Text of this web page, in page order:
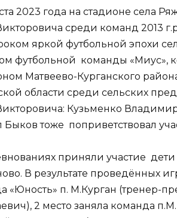
2023 года на стадионе села
среди команд 2013
яркой футбольной эпохи
футбольной команды «Миус»,
Матвеево-Курганского
области среди сельских
Кузьменко
Быков тоже поприветствовал
приняли участие
В результате проведённых
«Юность» п. М.Курган (тренер-
2 место заняла команда